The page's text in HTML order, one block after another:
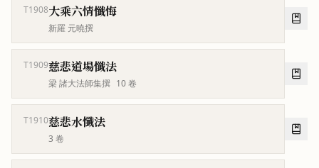
T1908大乘六情懺悔
新羅 元曉撰
T1909慈悲道場懺法
梁 諸大法師集撰 10卷
T1910慈悲水懺法
3 卷